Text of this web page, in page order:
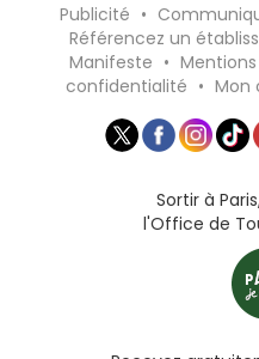
Publicité •
Référencez un
Manifeste •
confidentialité • Mon
Sortir à
l'Office de